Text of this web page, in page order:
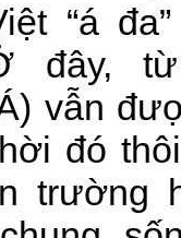
“á
đây,
vẫn
đó
trường